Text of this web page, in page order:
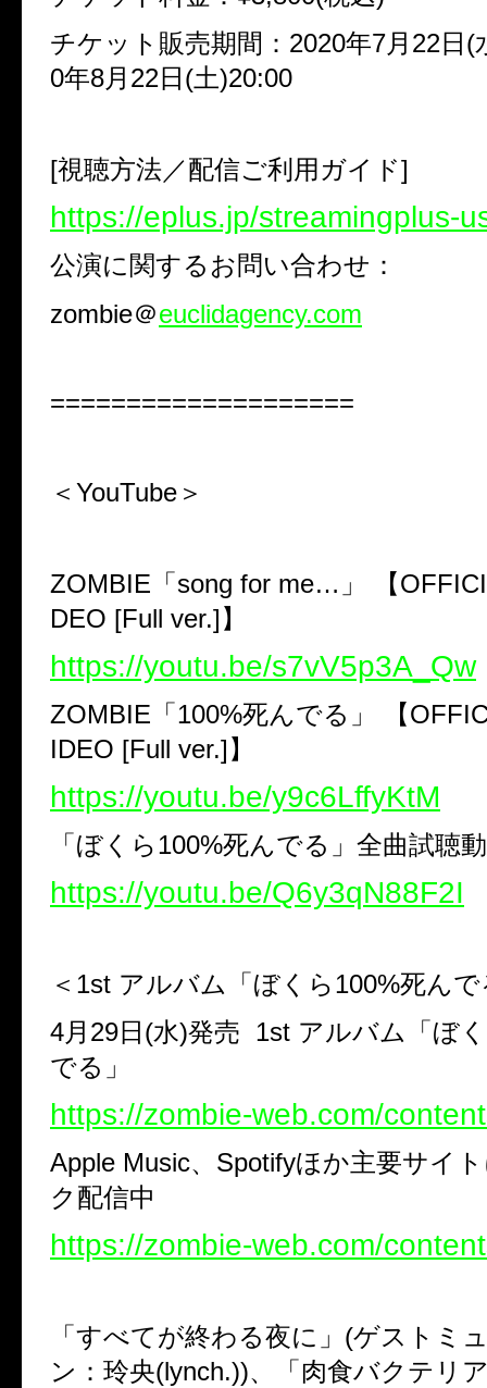
チケット販売期間：2020年7月22日(
0年8月22日(土)20:00
[視聴方法／配信ご利用ガイド]
https://eplus.jp/streamingplus-
公演に関するお問い合わせ：
zombie＠euclidagency.com
====================
＜YouTube＞
ZOMBIE「song for me…」 【
DEO [Full ver.]】
https://youtu.be/s7vV5p3A_Qw
ZOMBIE「100%死んでる」 【
IDEO [Full ver.]】
https://youtu.be/y9c6LffyKtM
「ぼくら100%死んでる」全曲試聴
https://youtu.be/Q6y3qN88F2I
＜1st アルバム「ぼくら100%死ん
4月29日(水)発売 1st アルバム「ぼ
でる」
https://zombie-web.com/
Apple Music、Spotifyほか主要サイ
ク配信中
https://zombie-web.com/
「すべてが終わる夜に」(ゲストミ
ン：玲央(lynch.))、「肉食バクテリ